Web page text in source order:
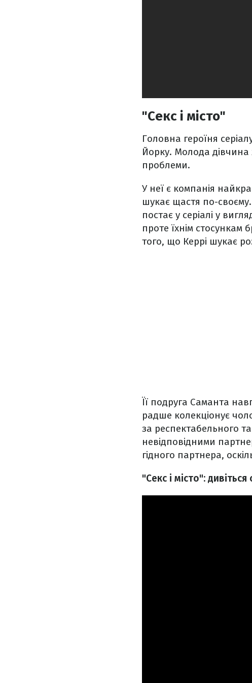
"Секс і місто"
Головна героїня
Йорку. Молода
проблеми.
У неї є компанія
шукає щастя по-
постає у серіалі у
проте їхнім стосункам
того, що Керрі шукає
Її подруга Саманта
радше колекціонує
за респектабельного
невідповідними
гідного партнера,
"Секс і місто":